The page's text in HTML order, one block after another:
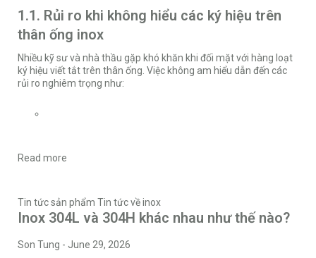
1.1. Rủi ro khi không hiểu các ký hiệu trên
thân ống inox
Nhiều kỹ sư và nhà thầu gặp khó khăn khi đối mặt với hàng loạt
ký hiệu viết tắt trên thân ống. Việc không am hiểu dẫn đến các
rủi ro nghiêm trọng như:
Read more
Tin tức sản phẩm Tin tức về inox
Inox 304L và 304H khác nhau như thế nào?
Son Tung - June 29, 2026